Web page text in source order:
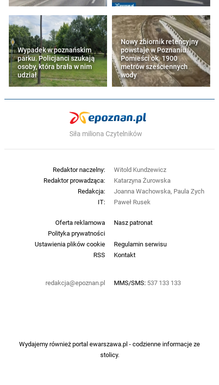
Wypadek w poznańskim
parku. Policjanci szukają
osoby, która brała w nim
udział
Nowy zbiornik retencyjny
powstaje w Poznaniu.
Pomieści ok. 1900
metrów sześciennych
wody
Siła miliona Czytelników
Oferta reklamowa
Nasz patronat
Polityka prywatności
Ustawienia plików cookie
Regulamin serwisu
RSS
Kontakt
redakcja@epoznan.pl MMS/SMS: 537 133 133
Redaktor naczelny:
Witold Kundzewicz
Redaktor prowadząca:
Katarzyna Żurowska
Redakcja:
Joanna Wachowska, Paula Zych
IT:
Paweł Rusek
Wydajemy również portalewarszawa.pl- codzienne informacje ze
stolicy.